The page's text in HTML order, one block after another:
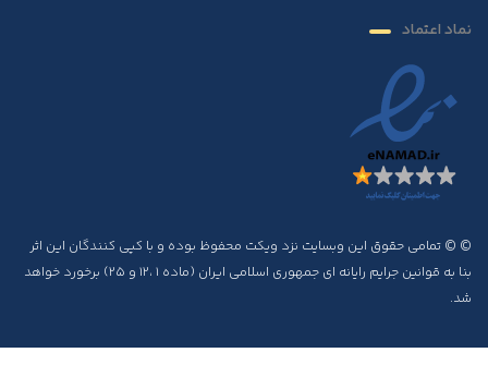
نماد اعتماد
© © تمامی حقوق این وبسایت نزد ویکت محفوظ بوده و با کپی کنندگان این اثر
بنا به قوانین جرایم رایانه ای جمهوری اسلامی ایران (ماده ۱ ،۱۲ و ۲۵) برخورد خواهد
شد.